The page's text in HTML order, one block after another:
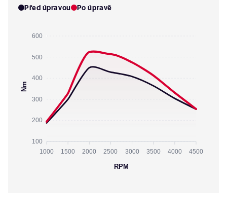
Před úpravou Po úpravě
600
500
400
300
200
100
Nm
1000 1500 2000 2500 3000 3500 4000 4500
RPM